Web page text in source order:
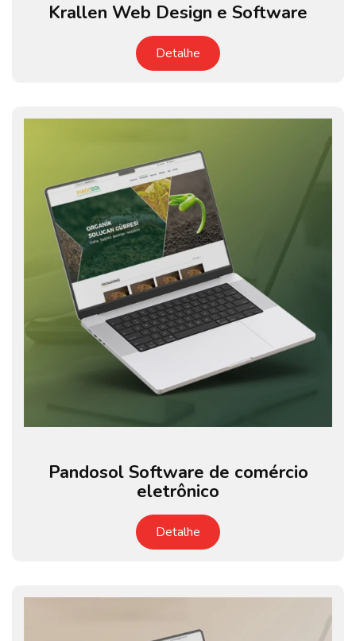
Krallen Web Design e Software
Detalhe
Pandosol Software de comércio
eletrônico
Detalhe